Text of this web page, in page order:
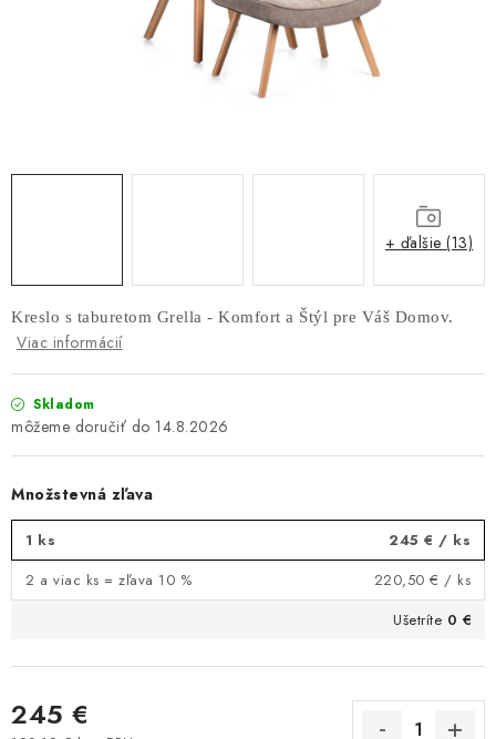
SAMOSTATNE STOJACE LAMELOVÉ STENY
NAJPREDÁVANEJŠIE PRODUKTY
ZÁVESNÉ HOJDACIE KRESLÁ
ZÁHRADNÝ NÁBYTOK
STOLIČKY
BAROVÉ STOLIČKY
STOLY
Kreslo s taburetom Grella - Komfort a Štýl pre Váš Domov.
Viac informácií
Skladom
14.8.2026
Množstevná zľava
1 ks 245 € / ks
2 a viac ks = zľava 10 %
220,50 € / ks
Ušetríte 0 €
245 €
+ ďalšie (13)